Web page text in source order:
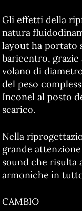
Gli effetti della
natura
layout ha portato
baricentro, grazie
volano di
del peso
Inconel al posto
scarico.
Nella
grande
sound che risulta
armoniche in
CAMBIO